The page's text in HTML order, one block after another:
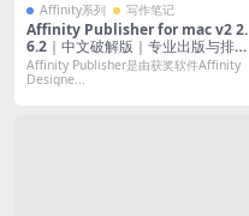
Affinity系列 写作笔记
Affinity Publisher for mac v2 2.
6.2｜中文破解版｜专业出版与排版
工具
Affinity Publisher是由获奖软件Affinity
Designe...